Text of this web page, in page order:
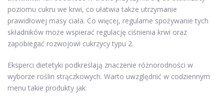
poziomu cukru we krwi, co ułatwia także utrzymanie
prawidłowej masy ciała. Co więcej, regularne spożywanie tych
składników może wspierać regulację ciśnienia krwi oraz
zapobiegać rozwojowi cukrzycy typu 2.
Eksperci dietetyki podkreślają znaczenie różnorodności w
wyborze roślin strączkowych. Warto uwzględnić w codziennym
menu takie produkty jak: